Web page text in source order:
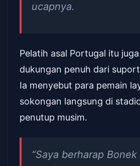
ucapnya.
Pelatih asal Portugal itu
dukungan penuh dari
Ia menyebut para pemain
sokongan langsung di
penutup musim.
“Saya berharap